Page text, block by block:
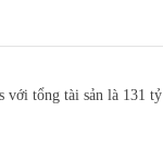
với tổng tài sản là 131 tỷ